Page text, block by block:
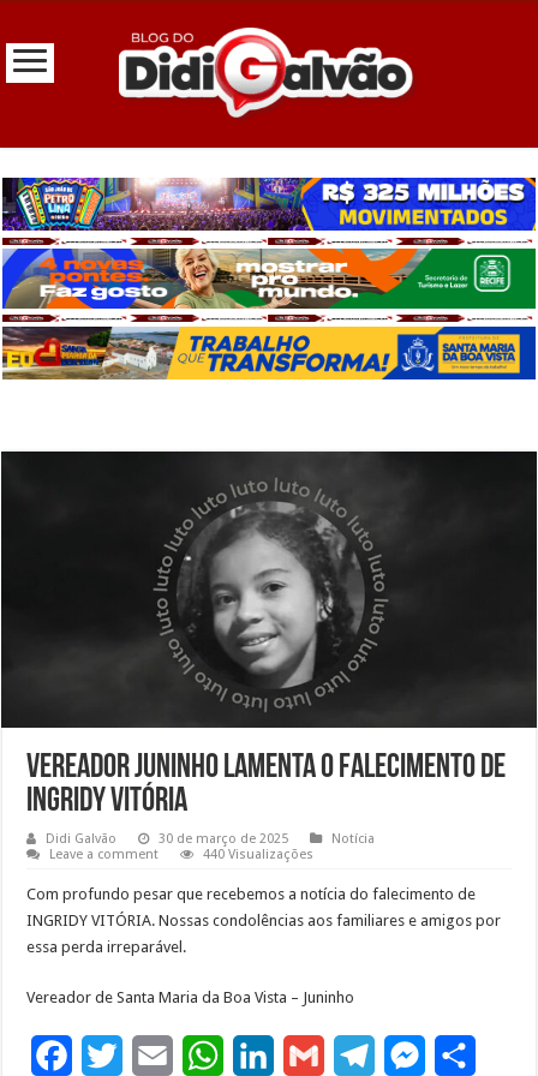
Vereador Juninho lamenta o falecimento de
Ingridy Vitória
Didi Galvão 30 de março de 2025
Notícia
Leave a comment
440 Visualizações
Com profundo pesar que recebemos a notícia do falecimento de
INGRIDY VITÓRIA. Nossas condolências aos familiares e amigos por
essa perda irreparável.
Vereador de Santa Maria da Boa Vista – Juninho
W
M